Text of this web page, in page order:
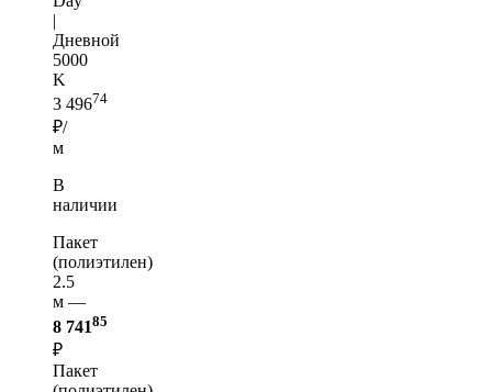
|
Дневной
5000
K
3 49674
₽/
м
В
наличии
Пакет
(полиэтилен)
2.5
м —
8 74185
₽
Пакет